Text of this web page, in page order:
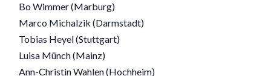
Bo Wimmer (Marburg)
Marco Michalzik (Darmstadt)
Tobias Heyel (Stuttgart)
Luisa Münch (Mainz)
Ann-Christin Wahlen (Hochheim)